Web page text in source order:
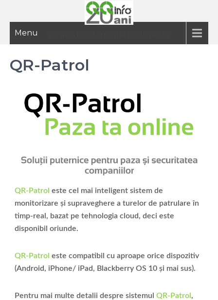
Menu
QR-Patrol
QR-Patrol este cel mai inteligent sistem de
monitorizare și supraveghere a turelor de patrulare în
timp-real, bazat pe tehnologia cloud, deci este
disponibil oriunde.
QR-Patrol este compatibil cu aproape orice dispozitiv
(Android, iPhone/ iPad, Blackberry OS 10 și mai sus).
Pentru mai multe detalii despre sistemul QR-Patrol ,